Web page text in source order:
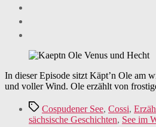
In dieser Episode sitzt Käpt’n Ole am
und voller Wind. Ole erzählt von
Schlagwörter
Cospudener See, Cossi,
sächsische Geschichten, See im